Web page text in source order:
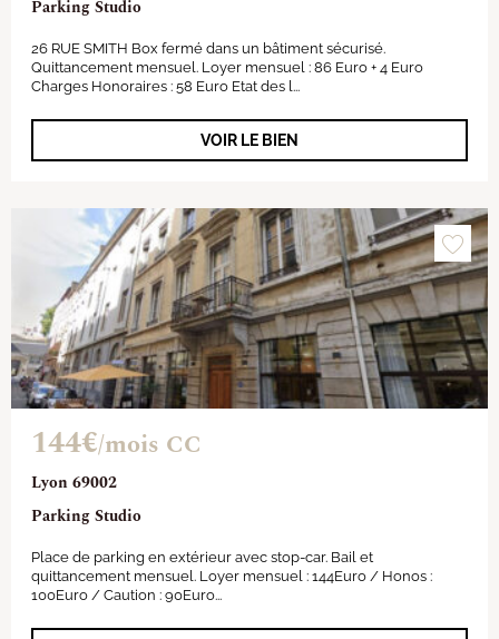
Parking Studio
26 RUE SMITH Box fermé dans un bâtiment sécurisé.
Quittancement mensuel. Loyer mensuel : 86 Euro + 4 Euro
Charges Honoraires : 58 Euro Etat des l...
VOIR LE BIEN
Lyon 69002
Parking Studio
144€/mois CC
Place de parking en extérieur avec stop-car. Bail et
quittancement mensuel. Loyer mensuel : 144Euro / Honos :
100Euro / Caution : 90Euro...